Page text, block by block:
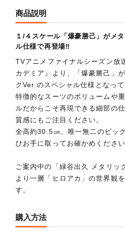
商品説明
１/４スケール「爆豪勝己」がメ
ル仕様で再登場‼
TVアニメファイナルシーズン放
カデミア』より、「爆豪勝己」
クVer.のスペシャル仕様となって
特徴的なスーツのボリュームや
ルだからこそ再現できる細部の
質感にもご注目ください。
全高約30.5㎝、唯一無二のビッ
ひお手に取ってお確かめください
ご案内中の「緑谷出久 メタリッ
より一層「ヒロアカ」の世界観
す。
購入方法